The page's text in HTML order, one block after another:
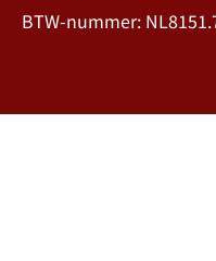
BTW-nummer: